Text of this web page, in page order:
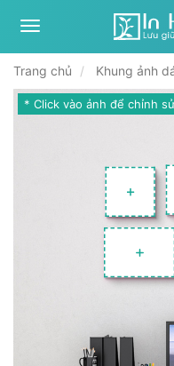
Xưởng
ảnh
theo
yêu
Trang chủ Khung ảnh
* Click vào ảnh để chỉnh